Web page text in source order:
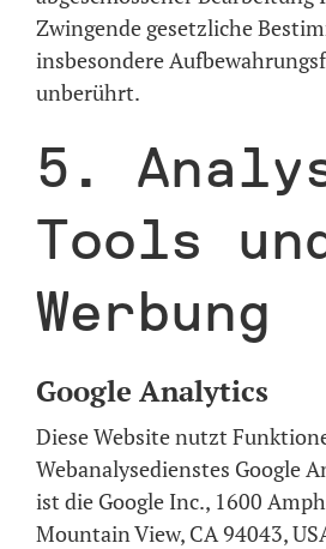
Zwingende gesetzliche
insbesondere
unberührt.
5.
Tools
Werbung
Google Analytics
Diese Website nutzt
Webanalysedienstes Google
ist die Google Inc., 1600
Mountain View, CA 94043,